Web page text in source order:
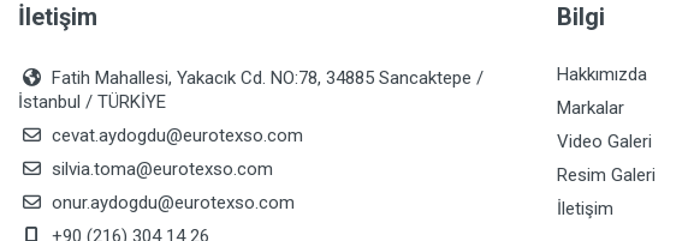
İletişim
Fatih Mahallesi, Yakacık Cd. NO:78, 34885 Sancaktepe /
İstanbul / TÜRKİYE
cevat.aydogdu@eurotexso.com
silvia.toma@eurotexso.com
onur.aydogdu@eurotexso.com
+90 (216) 304 14 26
Bilgi
Hakkımızda
Markalar
Video Galeri
Resim Galeri
İletişim